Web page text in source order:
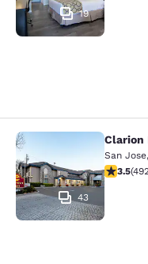
19
Clarion Inn
43
Clarion
San Jose,
3.5(